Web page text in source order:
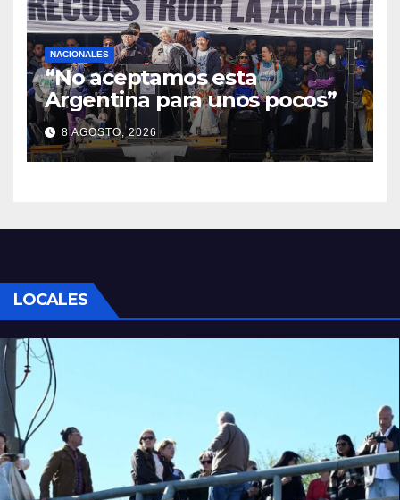
NACIONALES
“No aceptamos esta
Argentina para unos pocos”
8 AGOSTO, 2026
LOCALES